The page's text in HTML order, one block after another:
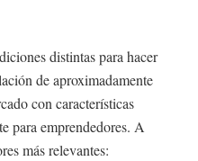
distintas para hacer
de aproximadamente
con características
para emprendedores. A
más relevantes: